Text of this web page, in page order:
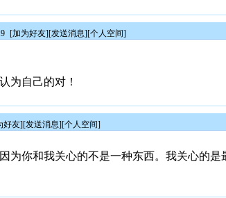
[加为好友][发送消息][个人空间]
为自己的对！
好友][发送消息][个人空间]
为你和我关心的不是一种东西。我关心的